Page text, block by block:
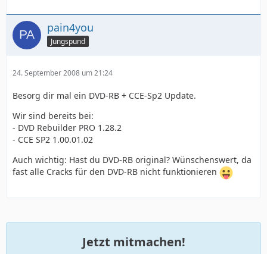
pain4you
Jungspund
24. September 2008 um 21:24
Besorg dir mal ein DVD-RB + CCE-Sp2 Update.
Wir sind bereits bei:
- DVD Rebuilder PRO 1.28.2
- CCE SP2 1.00.01.02
Auch wichtig: Hast du DVD-RB original? Wünschenswert, da
fast alle Cracks für den DVD-RB nicht funktionieren
Jetzt mitmachen!